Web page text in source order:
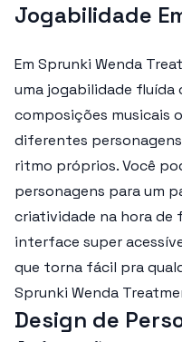
Jogabilidade
Em Sprunki Wenda
uma jogabilidade fluída
composições musicais
diferentes
ritmo próprios. Você
personagens para um
criatividade na hora de
interface super
que torna fácil pra
Sprunki Wenda
Design de